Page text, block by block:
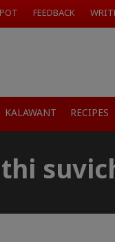
FEEDBACK
KALAWANT RECIPES